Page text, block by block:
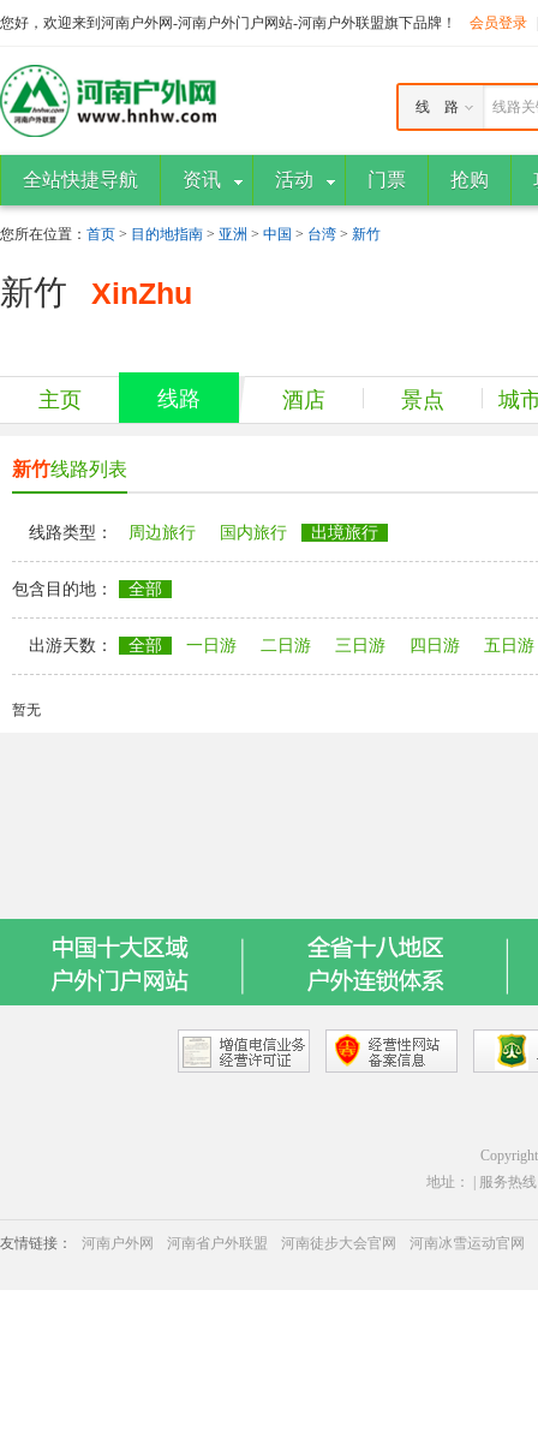
您好，欢迎来到河南户外网-河南户外门户网站-河南户外联盟旗下品牌！ 会员登录
线路
线 路
全站快捷导航 资讯 活动 门票 抢购
您所在位置： 首页 > 目的地指南 > 亚洲 > 中国 > 台湾 > 新竹
新竹 XinZhu
主页 线路 酒店 景点 城
新竹线路列表
线路类型： 周边旅行 国内旅行 出境旅行
包含目的地： 全部
出游天数： 全部 一日游 二日游 三日游 四日游 五日游
暂无
地址： | 服务热线
友情链接： 河南户外网 河南省户外联盟 河南徒步大会官网 河南冰雪运动官网